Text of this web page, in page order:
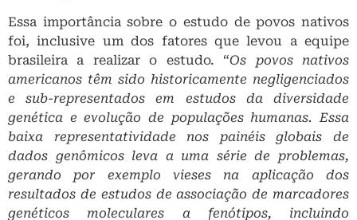
Essa importância sobre o estudo de povos nativos
foi, inclusive um dos fatores que levou a equipe
brasileira a realizar o estudo. “Os povos nativos
americanos têm sido historicamente negligenciados
e sub-representados em estudos da diversidade
genética e evolução de populações humanas. Essa
baixa representatividade nos painéis globais de
dados genômicos leva a uma série de problemas,
gerando por exemplo vieses na aplicação dos
resultados de estudos de associação de marcadores
genéticos moleculares a fenótipos, incluindo